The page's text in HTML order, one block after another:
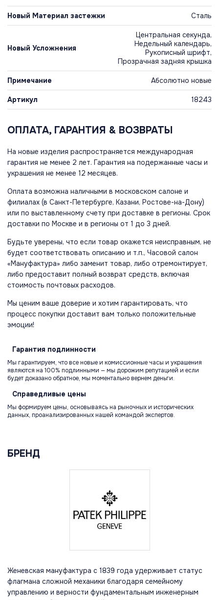
Новый Материал застежки Сталь
Новый Усложнения
Центральная секунда,
Недельный календарь,
Рукописный шрифт,
Прозрачная задняя крышка
Примечание Абсолютно новые
Артикул 18243
ОПЛАТА, ГАРАНТИЯ & ВОЗВРАТЫ
На новые изделия распространяется международная
гарантия не менее 2 лет. Гарантия на подержанные часы и
украшения не менее 12 месяцев.
Оплата возможна наличными в московском салоне и
филиалах (в Санкт-Петербурге, Казани, Ростове-на-Дону)
или по выставленному счету при доставке в регионы. Срок
доставки по Москве и в регионы от 1 до 3 дней.
Будьте уверены, что если товар окажется неисправным, не
будет соответствовать описанию и т.п., Часовой салон
«Мануфактура» либо заменит товар, либо отремонтирует,
либо предоставит полный возврат средств, включая
стоимость почтовых расходов.
Мы ценим ваше доверие и хотим гарантировать, что
процесс покупки доставит вам только положительные
эмоции!
Гарантия подлинности
Мы гарантируем, что все новые и комиссионные часы и украшения
являются на 100% подлинными — мы дорожим репутацией и если
будет доказано обратное, мы моментально вернем деньги.
Справедливые цены
Мы формируем цены, основываясь на рыночных и исторических
данных, проанализированных нашей командой экспертов.
БРЕНД
Женевская мануфактура с 1839 года удерживает статус
флагмана сложной механики благодаря семейному
управлению и верности фундаментальным инженерным